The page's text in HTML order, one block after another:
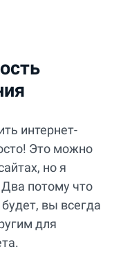
интернет-
Это можно
но я
потому что
вы всегда
для